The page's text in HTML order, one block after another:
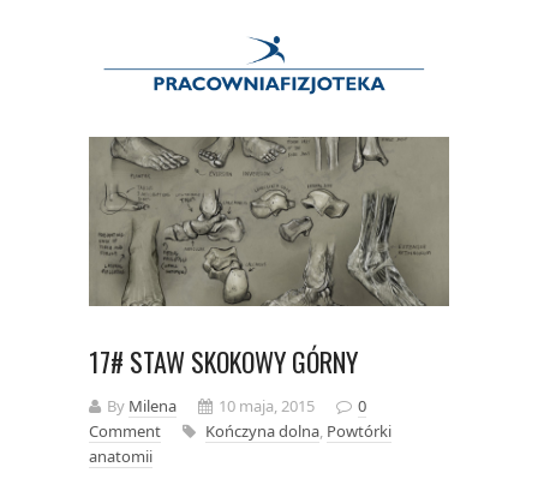
17# STAW SKOKOWY GÓRNY
By Milena 10 maja, 2015
0
Comment
Kończyna dolna, Powtórki
anatomii